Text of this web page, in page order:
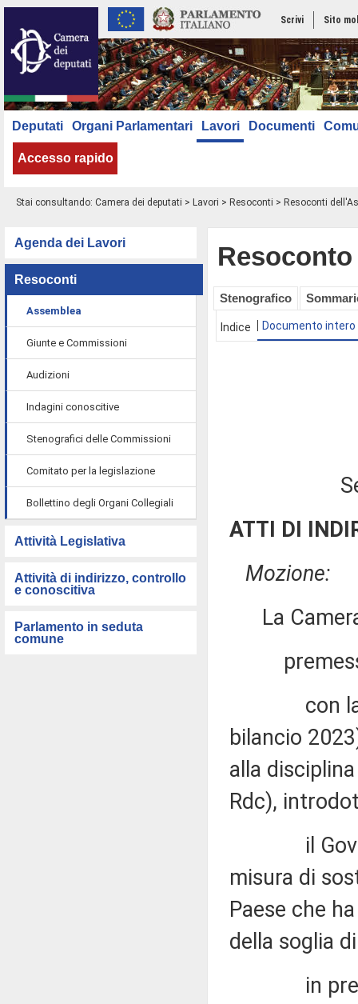
Scrivi Sito
Deputati Organi Parlamentari Lavori Documenti
Accesso rapido
Stai consultando: Camera dei deputati > Lavori > Resoconti > Resoconti
Agenda dei Lavori
Resoconti
Assemblea
Giunte e Commissioni
Audizioni
Indagini conoscitive
Stenografici delle Commissioni
Comitato per la legislazione
Bollettino degli Organi Collegiali
Attività Legislativa
Attività di indirizzo, controllo
e conoscitiva
Parlamento in seduta
comune
Stenografico
Indice Documento intero
ATTI DI
Mozione:
La
con la
bilancio
alla
Rdc),
il
misura di
Paese che
della soglia
in